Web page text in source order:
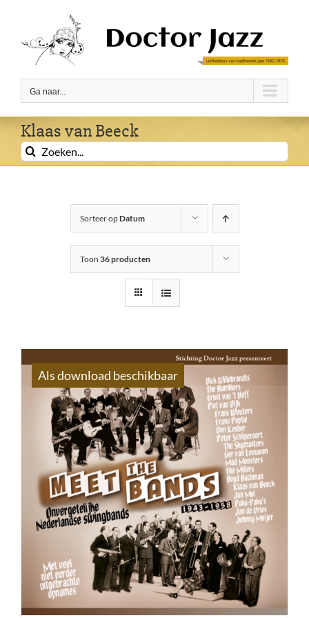
inhoud
Ga naar...
Klaas van Beeck
Zoeken
naar:
Sorteer opDatum
Toon 36 producten
Als download beschikbaar